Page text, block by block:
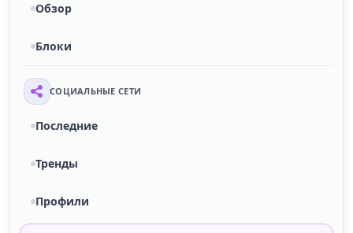
Обзор
Блоки
СОЦИАЛЬНЫЕ СЕТИ
Последние
Тренды
Профили